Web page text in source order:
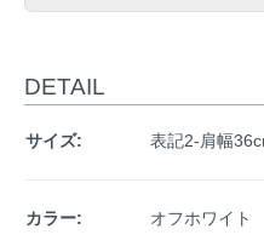
DETAIL
サイズ: 表記2-肩幅
カラー: オフホワイト